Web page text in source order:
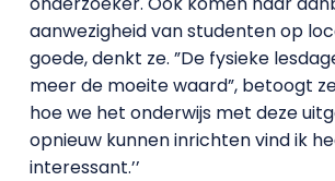
aanwezigheid van studenten op
goede, denkt ze. ”De fysieke
meer de moeite waard”, betoogt
hoe we het onderwijs met deze
opnieuw kunnen inrichten vind ik
interessant.’’